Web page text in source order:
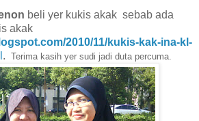
beli yer kukis akak sebab ada
akak
2010/11/kukis-kak-ina-kl-
. Terima kasih yer sudi jadi duta percuma.